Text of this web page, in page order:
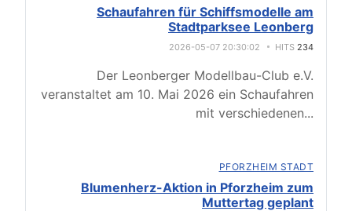
Schaufahren für Schiffsmodelle am
Stadtparksee Leonberg
2026-05-07 20:30:02 HITS 234
Der Leonberger Modellbau-Club e.V.
veranstaltet am 10. Mai 2026 ein Schaufahren
mit verschiedenen...
PFORZHEIM STADT
Blumenherz-Aktion in Pforzheim zum
Muttertag geplant